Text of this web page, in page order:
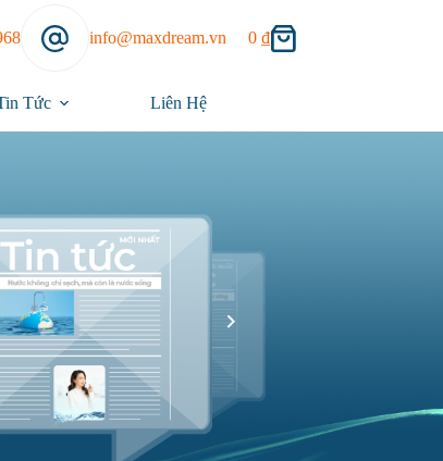
info@maxdream.vn 0 ₫
Tức Liên Hệ